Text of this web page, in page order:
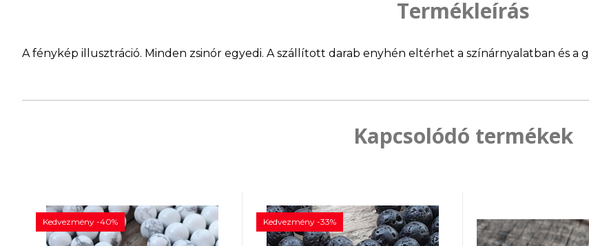
Termékleírás
A fénykép illusztráció. Minden zsinór egyedi. A szállított darab enyhén eltérhet a színárnyalatban és a
Kapcsolódó termékek
Kedvezmény -40% Kedvezmény -33%